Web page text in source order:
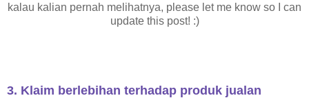
kalau kalian pernah melihatnya, please let me know so I can
update this post! :)
3. Klaim berlebihan terhadap produk jualan